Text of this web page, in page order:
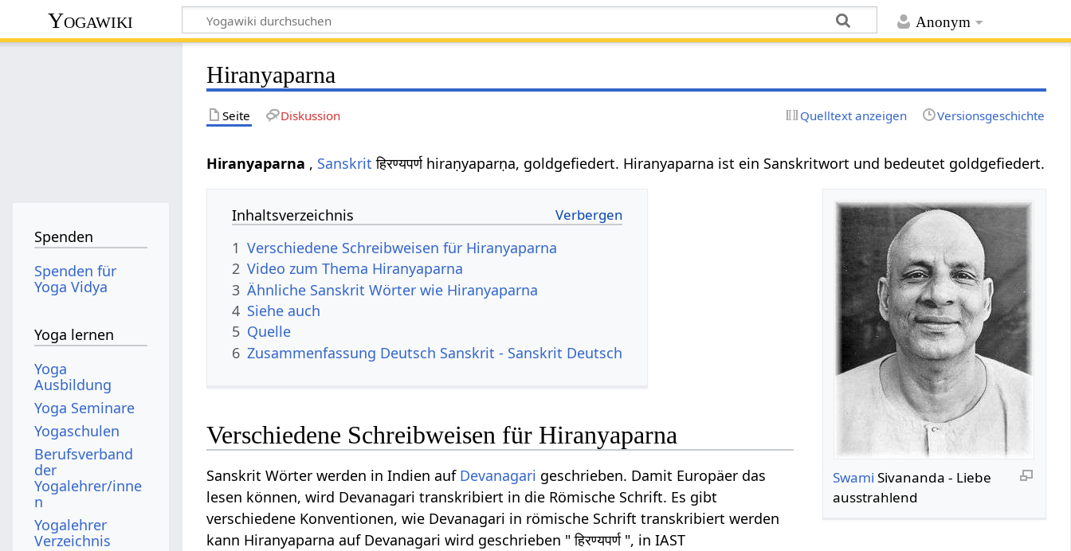
Anonym
Yogawiki
Hiranyaparna
Seite Diskussion Quelltext anzeigen Versionsgeschichte
Hiranyaparna , Sanskrit हिरण्यपर्ण hiraṇyaparṇa, goldgefiedert. Hiranyaparna ist ein Sanskritwort und bedeutet goldgefiedert.
Swami Sivananda - Liebe
ausstrahlend
Inhaltsverzeichnis
1 Verschiedene Schreibweisen für Hiranyaparna
2 Video zum Thema Hiranyaparna
3 Ähnliche Sanskrit Wörter wie Hiranyaparna
4 Siehe auch
5 Quelle
6 Zusammenfassung Deutsch Sanskrit - Sanskrit Deutsch
Verschiedene Schreibweisen für Hiranyaparna
Sanskrit Wörter werden in Indien auf Devanagari geschrieben. Damit Europäer das
lesen können, wird Devanagari transkribiert in die Römische Schrift. Es gibt
verschiedene Konventionen, wie Devanagari in römische Schrift transkribiert werden
kann Hiranyaparna auf Devanagari wird geschrieben " हिरण्यपर्ण ", in IAST
Spenden
Spenden für
Yoga Vidya
Yoga lernen
Yoga
Ausbildung
Yoga Seminare
Yogaschulen
Berufsverband
der
Yogalehrer/inne
n
Yogalehrer
Verzeichnis